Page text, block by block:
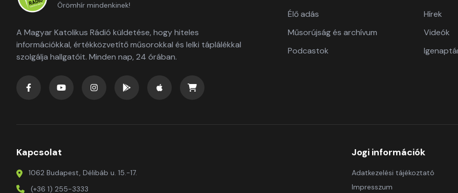
Örömhír mindenkinek!
A Magyar Katolikus Rádió küldetése, hogy hiteles
információkkal, értékközvetítő műsorokkal és lelki táplálékkal
szolgálja hallgatóit. Minden nap, 24 órában.
Élő adás
Műsorújság és archívum
Podcastok
Hírek
Videók
Kapcsolat
1062 Budapest, Délibáb u. 15.-17.
(+36 1) 255-3333
Jogi információk
Adatkezelési tájékoztató
Impresszum